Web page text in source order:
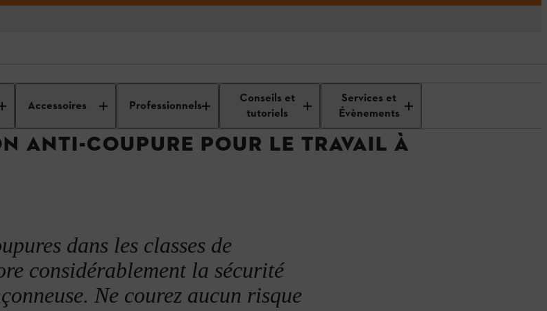
Accessoires Professionnels
Conseils et
tutoriels
Services et
Évènements
Classes de protection anti-coupure
ANTI-COUPURE POUR LE TRAVAIL À
dans les classes de
considérablement la sécurité
Ne courez aucun risque